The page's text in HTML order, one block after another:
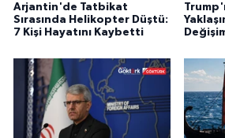
Arjantin'de Tatbikat
Sırasında Helikopter Düştü:
7 Kişi Hayatını Kaybetti